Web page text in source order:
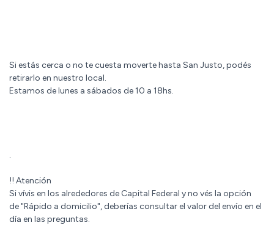
Si estás cerca o no te cuesta moverte hasta San Justo, podés
retirarlo en nuestro local.
Estamos de lunes a sábados de 10 a 18hs.
.
!! Atención
Si vívis en los alrededores de Capital Federal y no vés la opción
de "Rápido a domicilio", deberías consultar el valor del envío en el
día en las preguntas.